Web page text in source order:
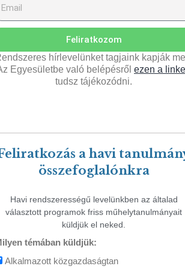
Feliratkozom
hírlevelünket tagjaink kapják
Egyesületbe való belépésről ezen a
tudsz tájékozódni.
a havi
összefoglalónkra
Havi rendszerességű levelünkben az általad
választott programok friss műhelytanulmányait
küldjük el neked.
témában küldjük:
Alkalmazott közgazdaságtan